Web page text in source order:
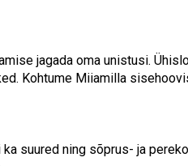
jagada oma unistusi.
Kohtume Miiamilla
suured ning sõprus- ja